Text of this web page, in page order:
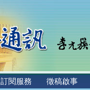
訂閱服務
徵稿啟事